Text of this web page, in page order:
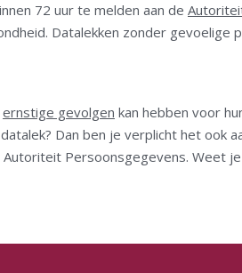
72 uur te melden aan de
Datalekken zonder
ernstige gevolgen kan hebben voor
Dan ben je verplicht het ook
Persoonsgegevens. Weet